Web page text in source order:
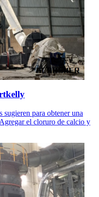
para obtener una
el cloruro de calcio y